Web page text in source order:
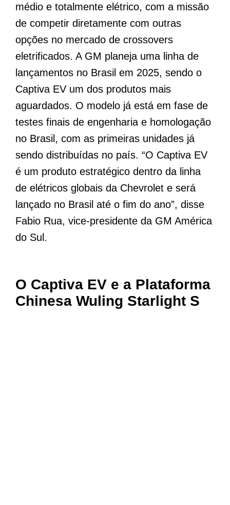
médio e totalmente elétrico, com a missão
de competir diretamente com outras
opções no mercado de crossovers
eletrificados. A GM planeja uma linha de
lançamentos no Brasil em 2025, sendo o
Captiva EV um dos produtos mais
aguardados. O modelo já está em fase de
testes finais de engenharia e homologação
no Brasil, com as primeiras unidades já
sendo distribuídas no país. “O Captiva EV
é um produto estratégico dentro da linha
de elétricos globais da Chevrolet e será
lançado no Brasil até o fim do ano”, disse
Fabio Rua, vice-presidente da GM América
do Sul.
O Captiva EV e a Plataforma
Chinesa Wuling Starlight S